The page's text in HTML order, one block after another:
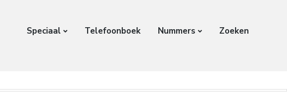
Speciaal Telefoonboek Nummers Zoeken